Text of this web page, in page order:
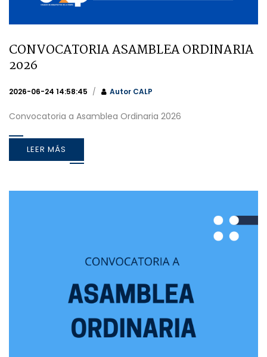
CONVOCATORIA ASAMBLEA ORDINARIA
2026
2026-06-24 14:58:45 Autor CALP
Convocatoria a Asamblea Ordinaria 2026
LEER MÁS